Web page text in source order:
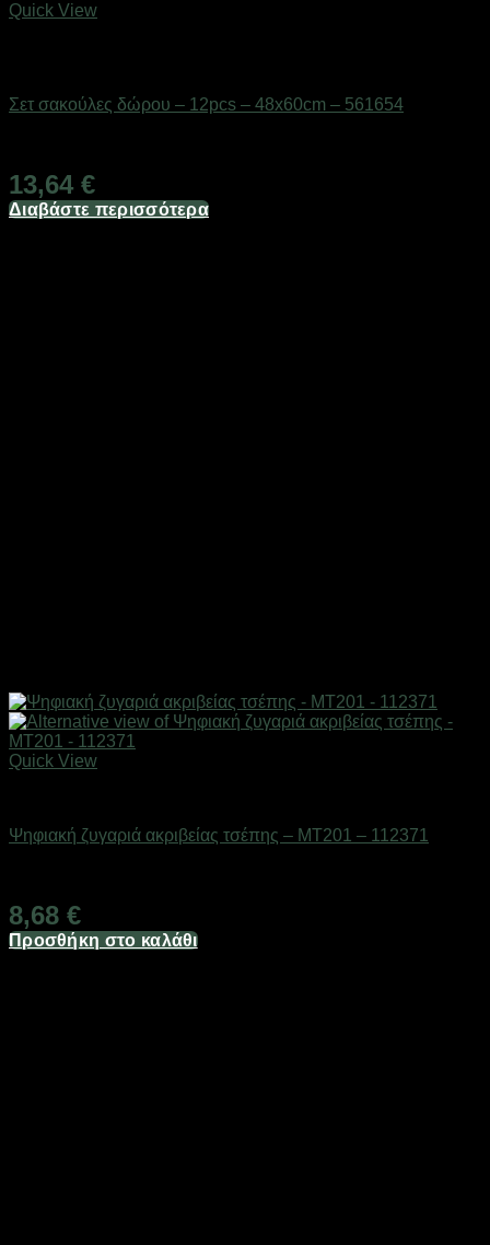
Quick View
Σετ σακούλες δώρου – 12pcs – 48x60cm – 561654
13,64 €
Διαβάστε περισσότερα
Quick View
Ψηφιακή ζυγαριά ακριβείας τσέπης – MT201 – 112371
8,68 €
Προσθήκη στο καλάθι